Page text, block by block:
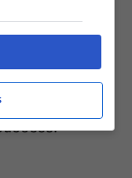
a
e
e
per Sottil.